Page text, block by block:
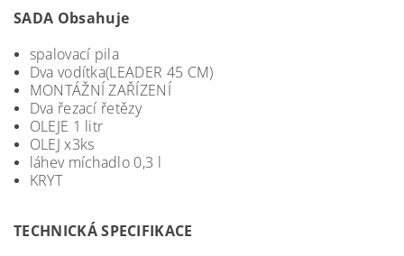
SADA Obsahuje
spalovací pila
Dva vodítka(LEADER 45 CM)
MONTÁŽNÍ ZAŘÍZENÍ
Dva řezací řetězy
OLEJE 1 litr
OLEJ x3ks
láhev míchadlo 0,3 l
KRYT
TECHNICKÁ SPECIFIKACE